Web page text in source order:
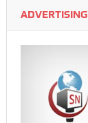
ADVERTISING